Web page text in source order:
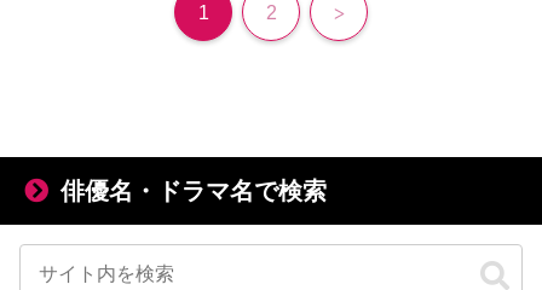
1 2 次
俳優名・ドラマ名で検索